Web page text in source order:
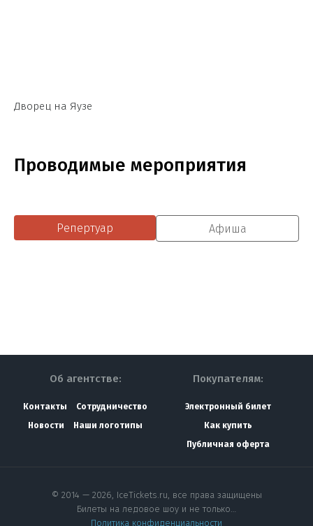
Дворец на Яузе
Проводимые мероприятия
Репертуар Афиша
Об агентстве:
Контакты
Сотрудничество
Новости
Наши логотипы
Покупателям:
Электронный билет
Как купить
Публичная оферта
© 2014 — 2026, IceTickets.ru, все права защищены
Билеты на ледовое шоу и не только…
Политика конфиденциальности